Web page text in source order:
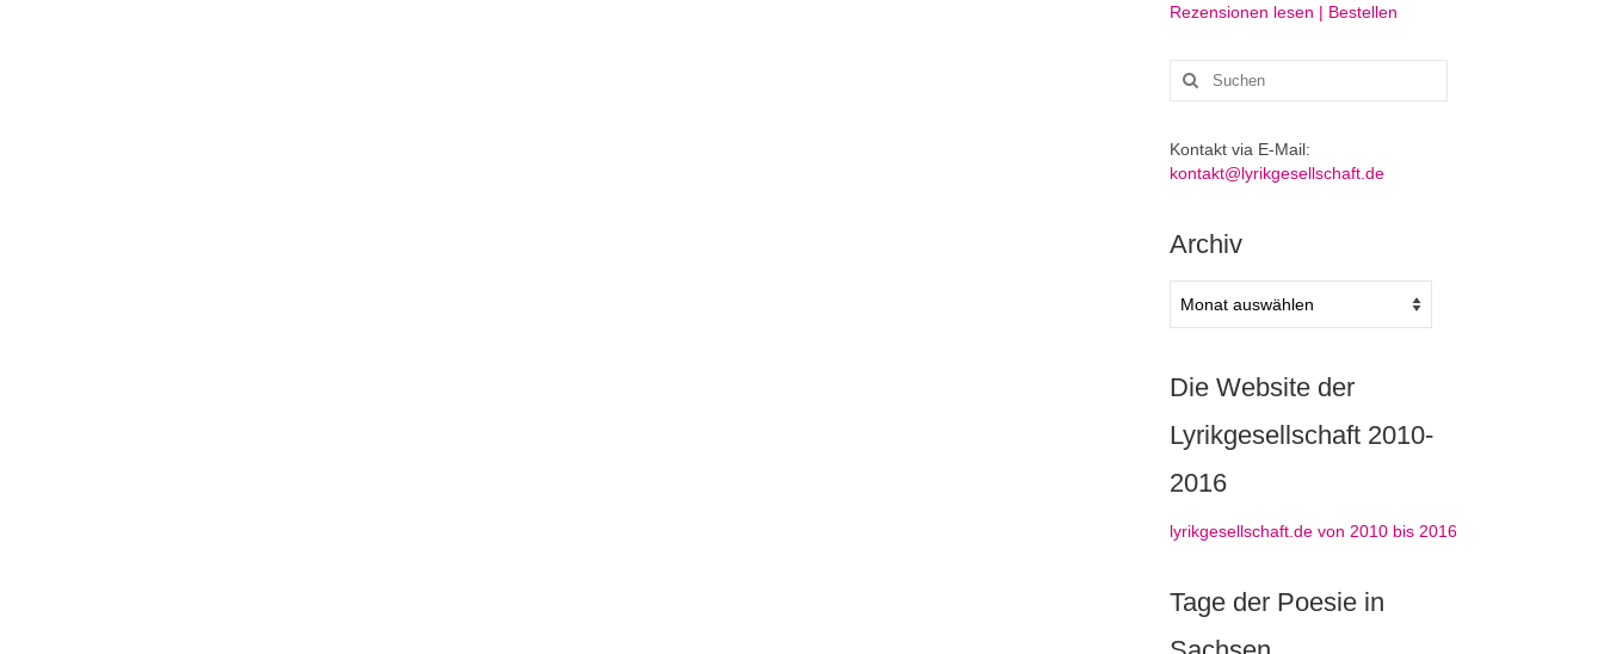
Rezensionen lesen | Bestellen
Suchen
nach:
Kontakt via E-Mail:
kontakt@lyrikgesellschaft.de
Archiv
Die Website der
Lyrikgesellschaft 2010-
2016
lyrikgesellschaft.de von 2010 bis 2016
Tage der Poesie in